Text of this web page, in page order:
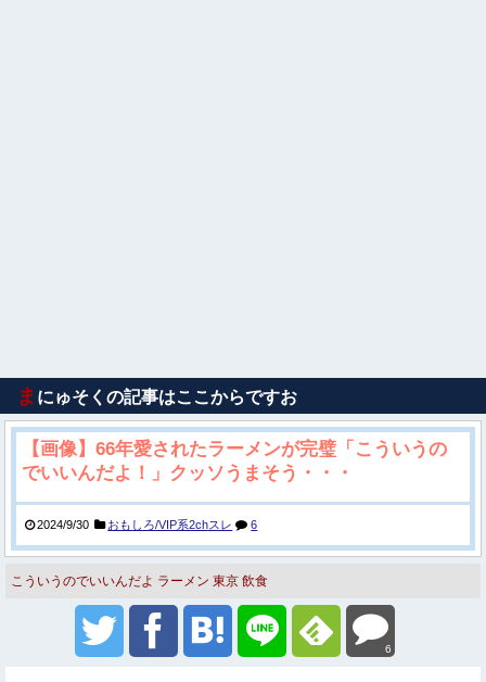
ま にゅそくの記事はここからですお
【画像】66年愛されたラーメンが完璧「こういうの
でいいんだよ！」クッソうまそう・・・
2024/9/30 おもしろ/VIP系2chスレ 6
こういうのでいいんだよ ラーメン 東京 飲食
6